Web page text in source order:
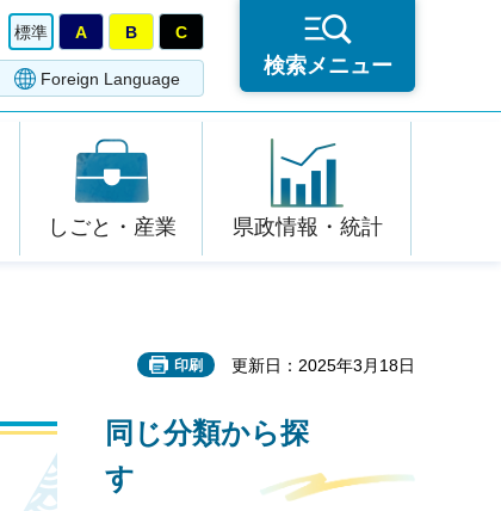
標準 A B C
Foreign Language
検索メニュー
しごと・産業 県政情報・統計
印刷 更新日：2025年3月18日
同じ分類から探
す